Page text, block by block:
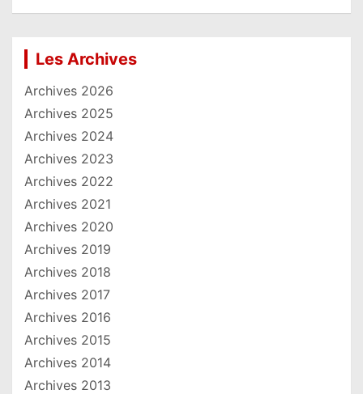
Les Archives
Archives 2026
Archives 2025
Archives 2024
Archives 2023
Archives 2022
Archives 2021
Archives 2020
Archives 2019
Archives 2018
Archives 2017
Archives 2016
Archives 2015
Archives 2014
Archives 2013